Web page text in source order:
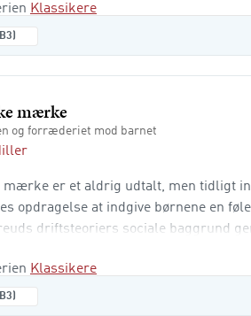
Klassikere
mærke
og forræderiet mod barnet
mærke er et aldrig udtalt, men tidligt
opdragelse at indgive børnene en
driftsteoriers sociale baggrund
Klassikere